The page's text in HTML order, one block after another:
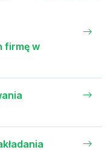
firmę w